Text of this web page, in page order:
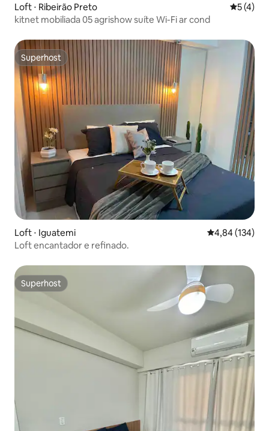
Loft ⋅ Ribeirão Preto 5 de
5 (4)
kitnet mobiliada 05 agrishow suíte Wi-Fi ar cond
Superhost
Superhost
Loft ⋅ Iguatemi 4,84 de uma
4,84 (134)
Loft encantador e refinado.
Superhost
Superhost